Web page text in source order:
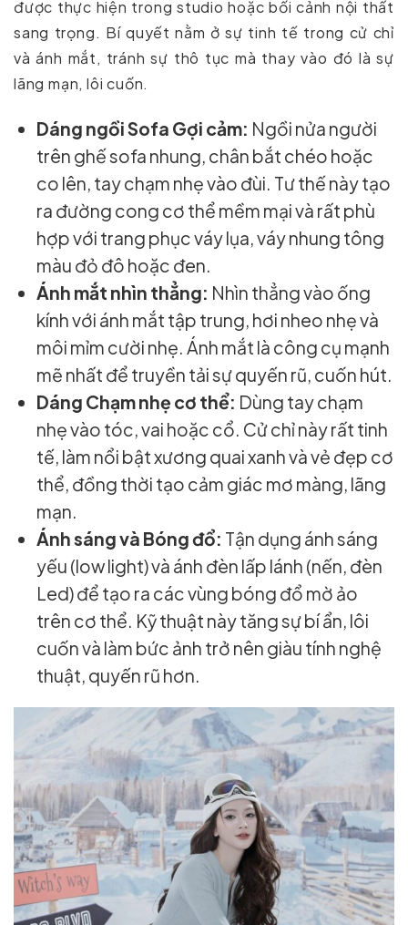
được thực hiện trong studio hoặc bối cảnh nội thất
sang trọng. Bí quyết nằm ở sự tinh tế trong cử chỉ
và ánh mắt, tránh sự thô tục mà thay vào đó là sự
lãng mạn, lôi cuốn.
Dáng ngồi Sofa Gợi cảm: Ngồi nửa người
trên ghế sofa nhung, chân bắt chéo hoặc
co lên, tay chạm nhẹ vào đùi. Tư thế này tạo
ra đường cong cơ thể mềm mại và rất phù
hợp với trang phục váy lụa, váy nhung tông
màu đỏ đô hoặc đen.
Ánh mắt nhìn thẳng: Nhìn thẳng vào ống
kính với ánh mắt tập trung, hơi nheo nhẹ và
môi mỉm cười nhẹ. Ánh mắt là công cụ mạnh
mẽ nhất để truyền tải sự quyến rũ, cuốn hút.
Dáng Chạm nhẹ cơ thể: Dùng tay chạm
nhẹ vào tóc, vai hoặc cổ. Cử chỉ này rất tinh
tế, làm nổi bật xương quai xanh và vẻ đẹp cơ
thể, đồng thời tạo cảm giác mơ màng, lãng
mạn.
Ánh sáng và Bóng đổ: Tận dụng ánh sáng
yếu (low light) và ánh đèn lấp lánh (nến, đèn
Led) để tạo ra các vùng bóng đổ mờ ảo
trên cơ thể. Kỹ thuật này tăng sự bí ẩn, lôi
cuốn và làm bức ảnh trở nên giàu tính nghệ
thuật, quyến rũ hơn.